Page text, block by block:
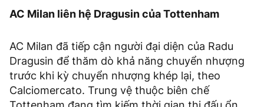
AC Milan liên hệ Dragusin của Tottenham
AC Milan đã tiếp cận người đại diện của Radu
Dragusin để thăm dò khả năng chuyển nhượng
trước khi kỳ chuyển nhượng khép lại, theo
Calciomercato. Trung vệ thuộc biên chế